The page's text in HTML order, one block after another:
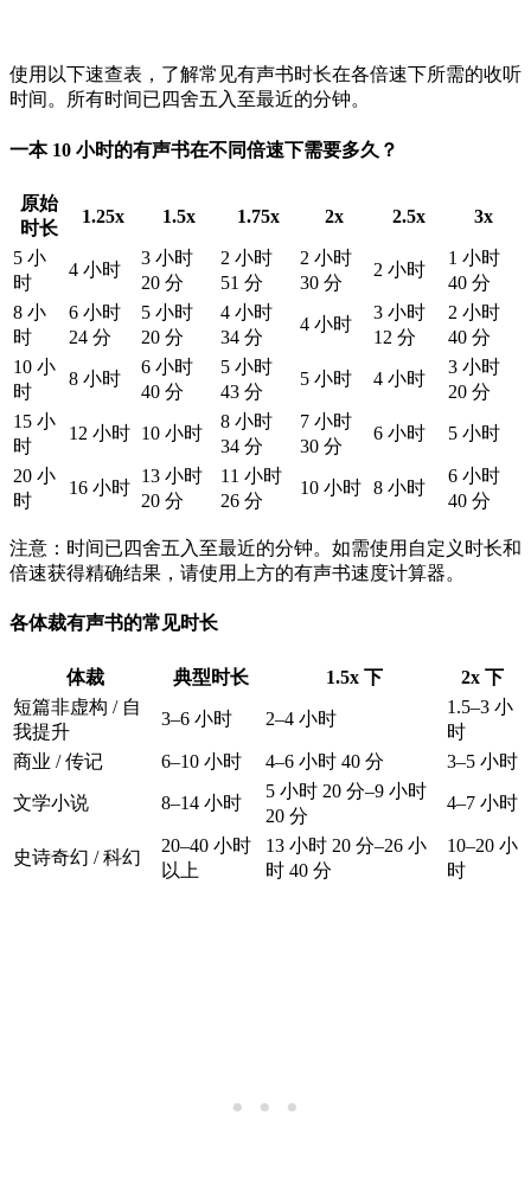
使用以下速查表，了解常见有声书时长在各倍速下所需的收听
时间。所有时间已四舍五入至最近的分钟。
一本 10 小时的有声书在不同倍速下需要多久？
原始
时长
1.25x 1.5x 1.75x 2x 2.5x 3x
5 小
时
4 小时
3 小时
20 分
2 小时
51 分
2 小时
30 分
2 小时
1 小时
40 分
8 小
时
6 小时
24 分
5 小时
20 分
4 小时
34 分
4 小时
3 小时
12 分
2 小时
40 分
10 小
时
8 小时
6 小时
40 分
5 小时
43 分
5 小时 4 小时
3 小时
20 分
15 小
时
12 小时 10 小时
8 小时
34 分
7 小时
30 分
6 小时 5 小时
20 小
时
16 小时
13 小时
20 分
11 小时
26 分
10 小时 8 小时
6 小时
40 分
注意：时间已四舍五入至最近的分钟。如需使用自定义时长和
倍速获得精确结果，请使用上方的有声书速度计算器。
各体裁有声书的常见时长
体裁 典型时长 1.5x 下
2x 下
短篇非虚构 / 自
我提升
3–6 小时 2–4 小时
1.5–3 小
时
商业 / 传记
6–10 小时 4–6 小时 40 分 3–5 小时
文学小说 8–14 小时
5 小时 20 分–9 小时
20 分
4–7 小时
史诗奇幻 / 科幻
20–40 小时
以上
13 小时 20 分–26 小
时 40 分
10–20 小
时